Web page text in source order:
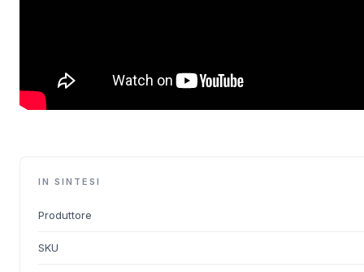
IN SINTESI
Produttore
SKU